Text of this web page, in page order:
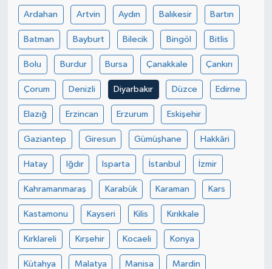
Ardahan Artvin Aydın Balıkesir Bartın
Batman Bayburt Bilecik Bingöl Bitlis
Bolu Burdur Bursa Çanakkale Çankırı
Çorum Denizli Diyarbakır Düzce Edirne
Elazığ Erzincan Erzurum Eskişehir
Gaziantep Giresun Gümüşhane Hakkâri
Hatay Iğdır Isparta İstanbul İzmir
Kahramanmaraş Karabük Karaman Kars
Kastamonu Kayseri Kilis Kırıkkale
Kırklareli Kırşehir Kocaeli Konya
Kütahya Malatya Manisa Mardin